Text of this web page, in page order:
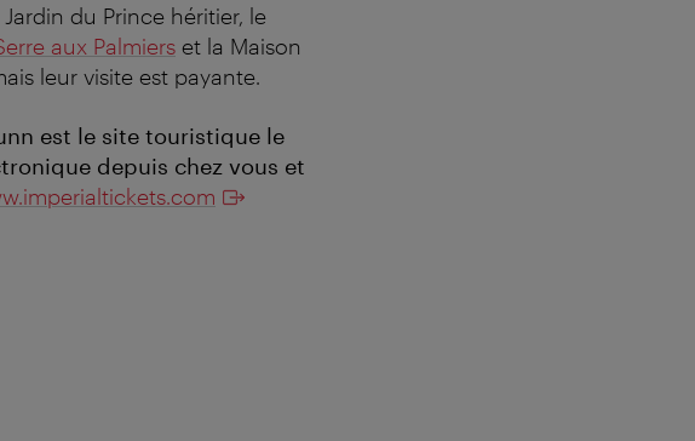
Jardin du Prince héritier, le
aux Palmiers et la Maison
leur visite est payante.
est le site touristique le
depuis chez vous et